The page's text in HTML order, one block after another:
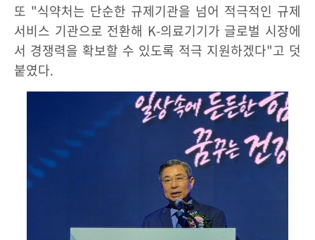
또 "식약처는 단순한 규제기관을 넘어 적극적인 규제
서비스 기관으로 전환해 K-의료기기가 글로벌 시장에
서 경쟁력을 확보할 수 있도록 적극 지원하겠다"고 덧
붙였다.